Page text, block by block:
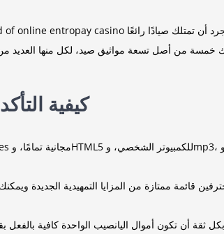
of online entropay casino
من أصل تسعة مواثيق صيد، لكل منها العديد من
كيفية